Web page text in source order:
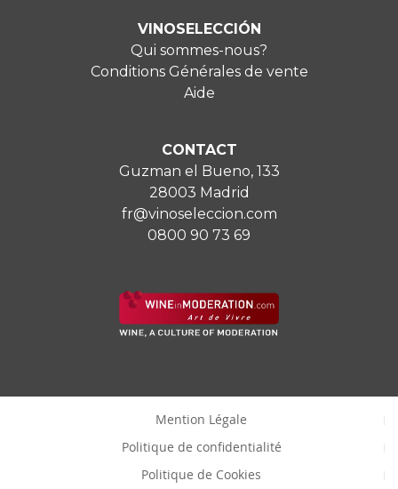
VINOSELECCIÓN
Qui sommes-nous?
Conditions Générales de vente
Aide
CONTACT
Guzman el Bueno, 133
28003 Madrid
fr@vinoseleccion.com
0800 90 73 69
Mention Légale
Politique de confidentialité
Politique de Cookies